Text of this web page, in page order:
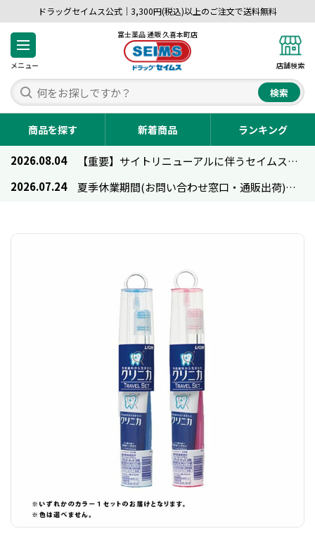
ドラッグセイムス公式｜3,300円(税込)以上のご注文で送料無料
メニュー
富士薬品 通販 久喜本町店
店舗検索
検索
商品を探す 新着商品 ランキング
2026.08.04
【重要】サイトリニューアルに伴うセイムス通販のご利用について
2026.07.24
夏季休業期間(お問い合わせ窓口・通販出荷)のお知らせ